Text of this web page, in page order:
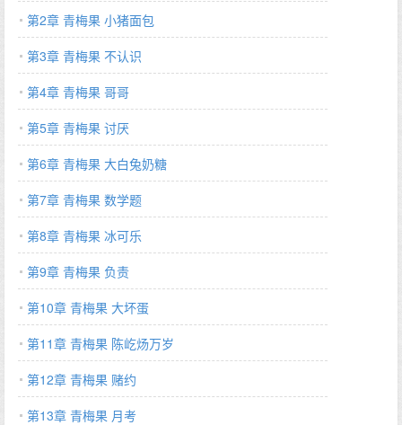
不要死。 - 云弥讨厌陈屹炀全世界都知道，喜欢他却只有陈屹炀知
道。 陈屹炀离开山城后，她收到一份署名为陈屹炀的成绩单。 有
一封挑衅般的告白信签在背面。 「胆小鬼，敢不敢跟我考一个大
学？」 高考后陈屹炀收到回讯。 跟他同款的录取通知书和张狂的
漂亮字，画了XoX的小兔子表情，给他留言： 「勉为其难咯，大笨
蛋。」 两个明目张胆的胆小鬼的纯爱暗恋故事 男主放弃保送进入
国际关系专业；女主自花剑赛事受伤后成为文化生，后成为西北地
质研究员；外交官vs国防科研 大概率是劝学文哦- 自排雷：100%
纯校园，正文高中番外大学，从校服到婚纱；成年后在一起；不分
手恋爱 * 敢与天公试比高化用自欲与天公试比高（毛主席）…
第2章 青梅果 小猪面包
第3章 青梅果 不认识
第4章 青梅果 哥哥
第5章 青梅果 讨厌
第6章 青梅果 大白兔奶糖
第7章 青梅果 数学题
第8章 青梅果 冰可乐
第9章 青梅果 负责
第10章 青梅果 大坏蛋
第11章 青梅果 陈屹炀万岁
第12章 青梅果 赌约
第13章 青梅果 月考